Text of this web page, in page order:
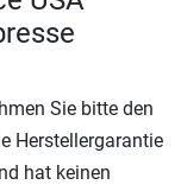
Sie bitte den
Herstellergarantie
hat keinen